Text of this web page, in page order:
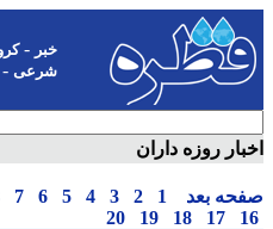
-کرونا-
شرعی-آب
روزه داران
بعد 1
2
3
4
5
6
7
8
17
18
19
20